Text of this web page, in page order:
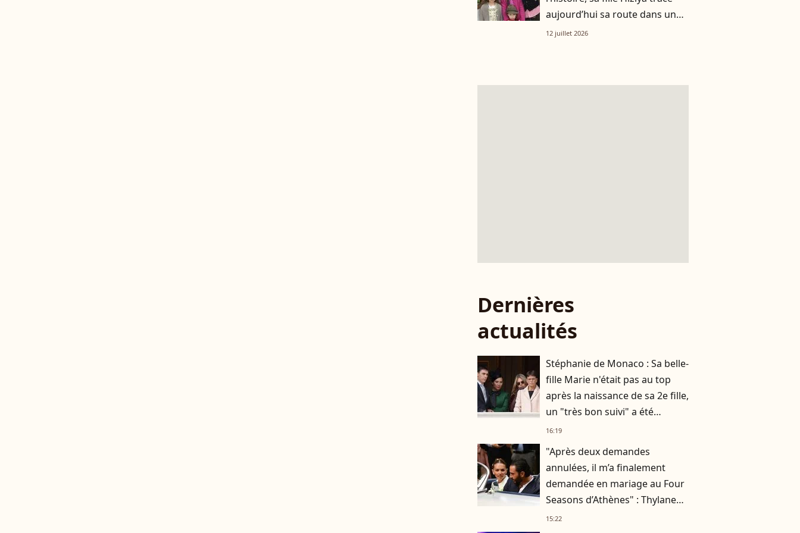
aujourd’hui sa route dans un
tout autre univers
12 juillet 2026
Dernières
actualités
Stéphanie de Monaco : Sa belle-
fille Marie n'était pas au top
après la naissance de sa 2e fille,
un "très bon suivi" a été
nécessaire
16:19
"Après deux demandes
annulées, il m’a finalement
demandée en mariage au Four
Seasons d’Athènes" : Thylane
Blondeau raconte ses
15:22